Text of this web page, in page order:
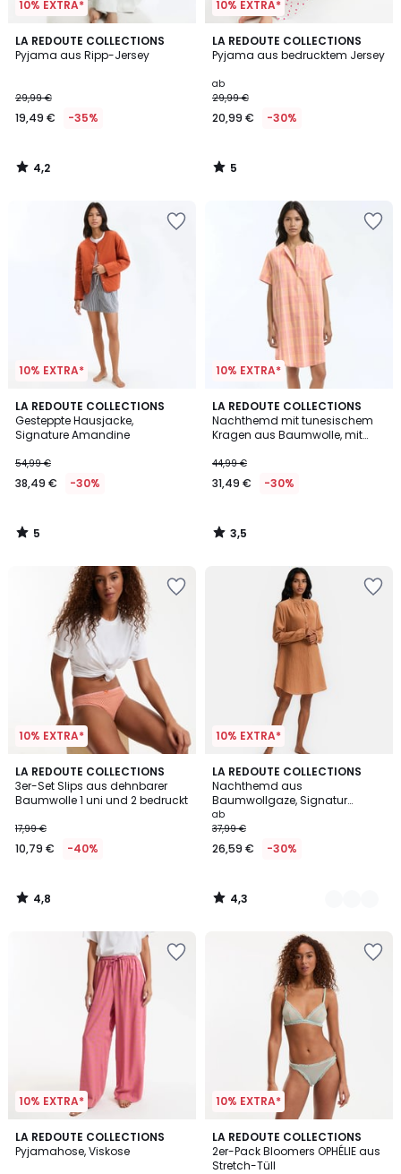
10% EXTRA*
LA REDOUTE COLLECTIONS
Pyjama aus Ripp-Jersey
29,99 €
19,49 € -35%
4,2
/ 5
4,2
/
10% EXTRA*
LA REDOUTE COLLECTIONS
Pyjama aus bedrucktem Jersey
ab
29,99 €
20,99 € -30%
5
/
5
/
10% EXTRA*
LA REDOUTE COLLECTIONS
Gesteppte Hausjacke,
Signature Amandine
54,99 €
38,49 € -30%
5
/
5
5
/
10% EXTRA*
LA REDOUTE COLLECTIONS
Nachthemd mit tunesischem
Kragen aus Baumwolle, mit
44,99 €
31,49 € -30%
3,5
/ 5
3,5
/
10% EXTRA*
LA REDOUTE COLLECTIONS
3er-Set Slips aus dehnbarer
Baumwolle 1 uni und 2 bedruckt
17,99 €
10,79 € -40%
4,8
/ 5
4,8
/
10% EXTRA*
LA REDOUTE COLLECTIONS
Nachthemd aus
Baumwollgaze, Signatur
MARGOT
ab
37,99 €
26,59 € -30%
4,3
/ 5
2
Farben
4,3
/
10% EXTRA*
LA REDOUTE COLLECTIONS
Pyjamahose, Viskose
10% EXTRA*
LA REDOUTE COLLECTIONS
2er-Pack Bloomers OPHÉLIE aus
Stretch-Tüll
4
/
5